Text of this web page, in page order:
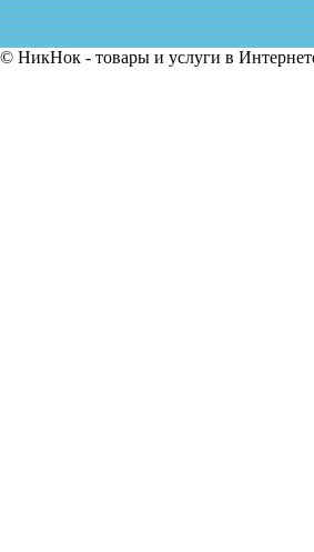
© НикНок - товары и услуги в